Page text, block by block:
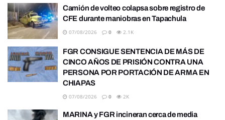
Camión de volteo colapsa sobre registro de
CFE durante maniobras en Tapachula
07/08/2026 0 2.1K
FGR CONSIGUE SENTENCIA DE MÁS DE
CINCO AÑOS DE PRISIÓN CONTRA UNA
PERSONA POR PORTACIÓN DE ARMA EN
CHIAPAS
07/08/2026 0 2K
MARINA y FGR incineran cerca de media